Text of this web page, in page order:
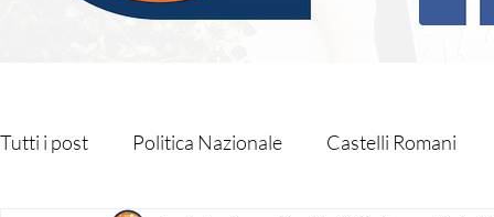
Tutti i post Politica Nazionale Castelli Romani